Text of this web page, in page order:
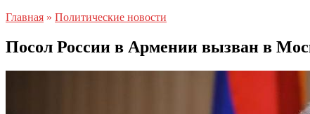
Главная » Политические новости
Посол России в Армении вызван в